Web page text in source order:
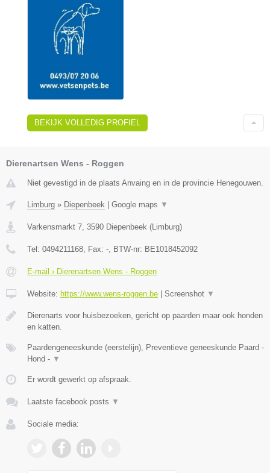
BEKIJK VOLLEDIG PROFIEL
Dierenartsen Wens - Roggen
Niet gevestigd in de plaats Anvaing en in de provincie Henegouwen.
Limburg » Diepenbeek | Google maps ▼
Varkensmarkt 7 3590 Diepenbeek (Limburg)
Tel: 0494211168 , Fax: - , BTW-nr: BE1018452092
E-mail › Dierenartsen Wens - Roggen
Website: https://www.wens-roggen.be | Screenshot ▼
Dierenarts voor huisbezoeken, gericht op paarden maar ook honden
en katten.
Paardengeneeskunde (eerstelijn), Preventieve geneeskunde Paard -
Hond - ▼
Er wordt gewerkt op afspraak.
Laatste facebook posts ▼
Sociale media: